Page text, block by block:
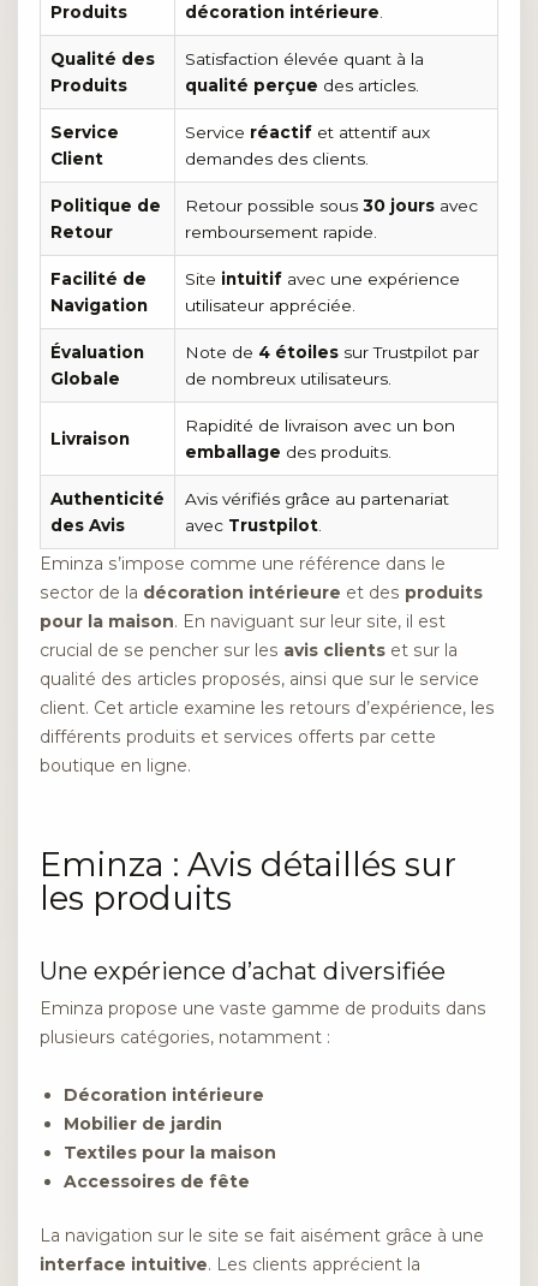
Produits
décoration intérieure
Qualité des
Produits
Satisfaction élevée quant à la
qualité perçue des articles.
Service
Client
Service réactif et attentif aux
demandes des clients.
Politique de
Retour
Retour possible sous 30 jours avec
remboursement rapide.
Facilité de
Navigation
Site intuitif avec une expérience
utilisateur appréciée.
Évaluation
Globale
Note de 4 étoiles sur Trustpilot par
de nombreux utilisateurs.
Livraison
Rapidité de livraison avec un bon
emballage des produits.
Authenticité
des Avis
Avis vérifiés grâce au partenariat
avec Trustpilot
Eminza s’impose comme une référence dans le
sector de la décoration intérieure et des produits
pour la maison. En naviguant sur leur site, il est
crucial de se pencher sur les avis clients et sur la
qualité des articles proposés, ainsi que sur le service
client. Cet article examine les retours d’expérience, les
différents produits et services offerts par cette
boutique en ligne.
Eminza : Avis détaillés sur
les produits
Une expérience d’achat diversifiée
Eminza propose une vaste gamme de produits dans
plusieurs catégories, notamment :
Décoration intérieure
Mobilier de jardin
Textiles pour la maison
Accessoires de fête
La navigation sur le site se fait aisément grâce à une
interface intuitive. Les clients apprécient la